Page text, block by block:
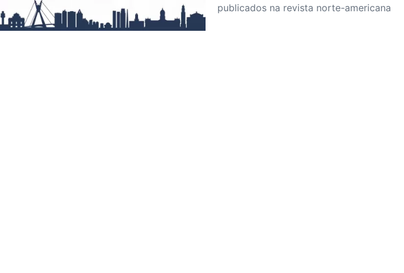
publicados na revista norte-americana